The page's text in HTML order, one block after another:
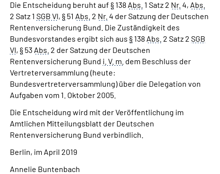
Die Entscheidung beruht auf § 138 Abs. 1 Satz 2 Nr. 4, Abs.
2 Satz 1 SGB VI, § 51 Abs. 2 Nr. 4 der Satzung der Deutschen
Rentenversicherung Bund. Die Zuständigkeit des
Bundesvorstandes ergibt sich aus § 138 Abs. 2 Satz 2 SGB
VI, § 53 Abs. 2 der Satzung der Deutschen
Rentenversicherung Bund i. V. m. dem Beschluss der
Vertreterversammlung (heute:
Bundesvertreterversammlung) über die Delegation von
Aufgaben vom 1. Oktober 2005.
Die Entscheidung wird mit der Veröffentlichung im
Amtlichen Mitteilungsblatt der Deutschen
Rentenversicherung Bund verbindlich.
Berlin, im April 2019
Annelie Buntenbach